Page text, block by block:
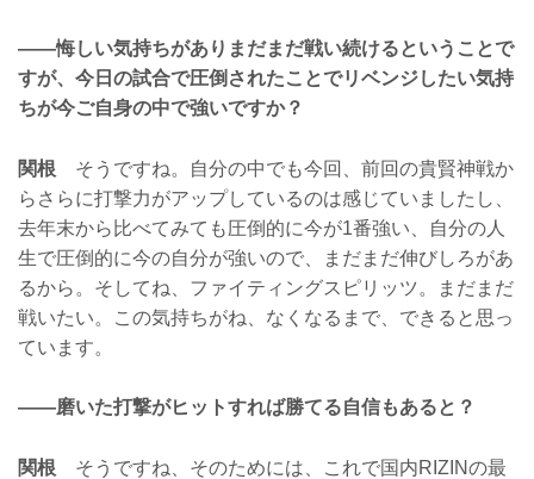
——悔しい気持ちがありまだまだ戦い続けるということで
すが、今日の試合で圧倒されたことでリベンジしたい気持
ちが今ご自身の中で強いですか？
関根 そうですね。自分の中でも今回、前回の貴賢神戦か
らさらに打撃力がアップしているのは感じていましたし、
去年末から比べてみても圧倒的に今が1番強い、自分の人
生で圧倒的に今の自分が強いので、まだまだ伸びしろがあ
るから。そしてね、ファイティングスピリッツ。まだまだ
戦いたい。この気持ちがね、なくなるまで、できると思っ
ています。
——磨いた打撃がヒットすれば勝てる自信もあると？
関根 そうですね、そのためには、これで国内RIZINの最